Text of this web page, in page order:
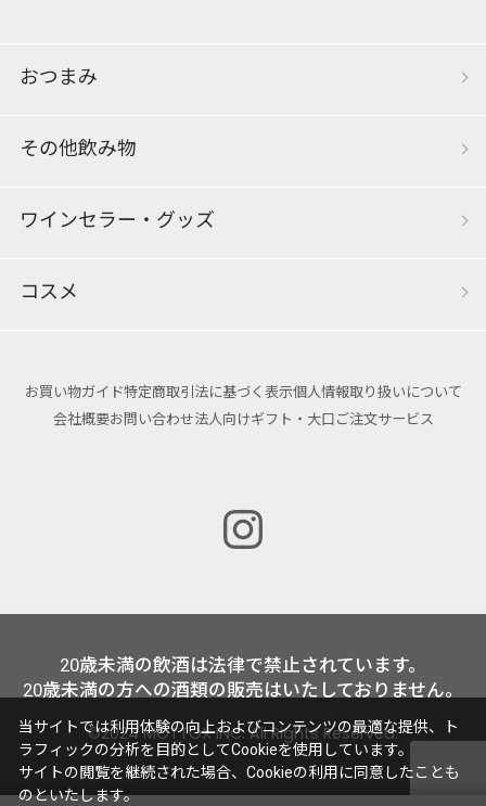
おつまみ
その他飲み物
ワインセラー・グッズ
コスメ
お買い物ガイド特定商取引法に基づく表示個人情報取り扱いについて
会社概要お問い合わせ法人向けギフト・大口ご注文サービス
20歳未満の飲酒は法律で禁止されています。
20歳未満の方への酒類の販売はいたしておりません。
©2024 MOTTOX INC. All Rights Reserved.
当サイトでは利用体験の向上およびコンテンツの最適な提供、ト
ラフィックの分析を目的としてCookieを使用しています。
サイトの閲覧を継続された場合、Cookieの利用に同意したことも
のといたします。